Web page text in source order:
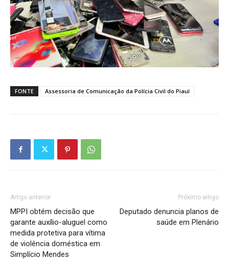
FONTE Assessoria de Comunicação da Polícia Civil do Piauí
Artigo anterior
MPPI obtém decisão que
garante auxílio-aluguel como
medida protetiva para vítima
de violência doméstica em
Simplício Mendes
Próximo artigo
Deputado denuncia planos de
saúde em Plenário